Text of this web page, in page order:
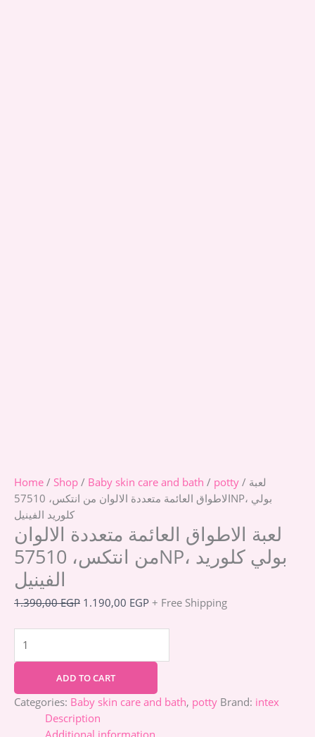
Home / Shop / Baby skin care and bath / potty / لعبة
الاطواق العائمة متعددة الالوان من انتكس، 57510NP، بولي
كلوريد الفينيل
لعبة الاطواق العائمة متعددة الالوان
من انتكس، 57510NP، بولي كلوريد
الفينيل
1.390,00EGP 1.190,00 EGP + Free Shipping
ADD TO CART
Categories: Baby skin care and bath, potty Brand: intex
Description